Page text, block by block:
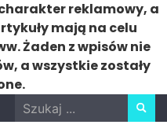
reklamowy, a
mają na celu
Żaden z wpisów nie
a wszystkie zostały
Search
for: